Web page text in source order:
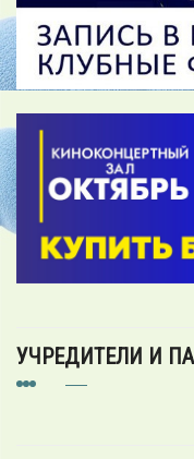
УЧРЕДИТЕЛИ И